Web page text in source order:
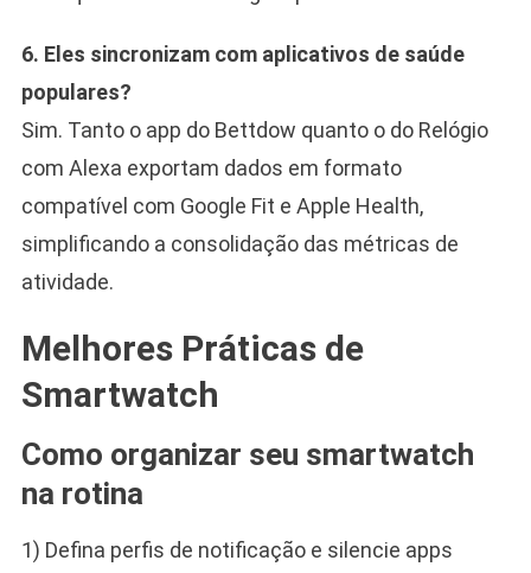
6. Eles sincronizam com aplicativos de saúde
populares?
Sim. Tanto o app do Bettdow quanto o do Relógio
com Alexa exportam dados em formato
compatível com Google Fit e Apple Health,
simplificando a consolidação das métricas de
atividade.
Melhores Práticas de
Smartwatch
Como organizar seu smartwatch
na rotina
1) Defina perfis de notificação e silencie apps